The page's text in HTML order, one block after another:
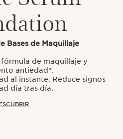
Bases de Maquillaje
de maquillaje y
antiedad*.
al instante. Reduce signos
día tras día.